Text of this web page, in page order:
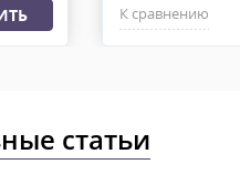
К сравнению
статьи